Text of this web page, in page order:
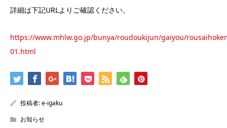
詳細は下記URLよりご確認ください。
https://www.mhlw.go.jp/bunya/roudoukijun/gaiyou/
01.html
投稿者:e-igaku
お知らせ